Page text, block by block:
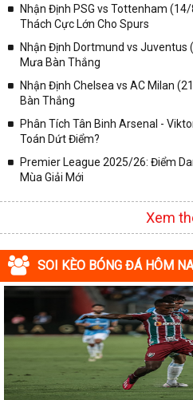
Nhận Định PSG vs Tottenham
Thách Cực Lớn Cho Spurs
Nhận Định Dortmund vs Juventus
Mưa Bàn Thắng
Nhận Định Chelsea vs AC Milan
Bàn Thắng
Phân Tích Tân Binh Arsenal -
Toán Dứt Điểm?
Premier League 2025/26: Điểm
Mùa Giải Mới
Xem
SOI KÈO BÓNG ĐÁ HÔM